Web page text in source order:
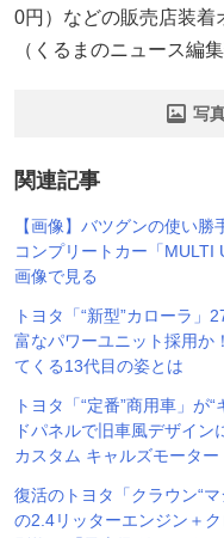
0円）などの販売店装着
（くるまのニュース編集
写
関連記事
【画像】バツグンの使い
コンプリートカー「MULTI
画像で見る
トヨタ「“新型”カローラ
富なパワーユニット採用か
てくる13代目の姿とは
トヨタ「“定番”商用車」が
ドパネルで旧車風デザイン
カスタム キャルズモータ
復活のトヨタ「クラウン“
の2.4リッターエンジン＋